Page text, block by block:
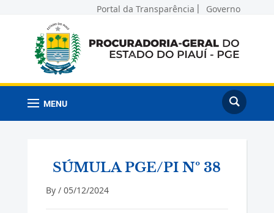
Portal da Transparência Governo
MENU
SÚMULA PGE/PI Nº 38
By / 05/12/2024